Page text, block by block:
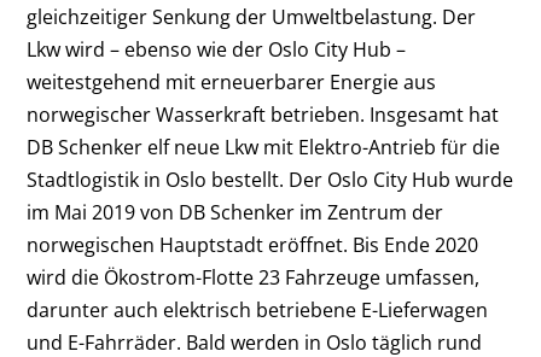
gleichzeitiger Senkung der Umweltbelastung. Der
Lkw wird – ebenso wie der Oslo City Hub –
weitestgehend mit erneuerbarer Energie aus
norwegischer Wasserkraft betrieben. Insgesamt hat
DB Schenker elf neue Lkw mit Elektro-Antrieb für die
Stadtlogistik in Oslo bestellt. Der Oslo City Hub wurde
im Mai 2019 von DB Schenker im Zentrum der
norwegischen Hauptstadt eröffnet. Bis Ende 2020
wird die Ökostrom-Flotte 23 Fahrzeuge umfassen,
darunter auch elektrisch betriebene E-Lieferwagen
und E-Fahrräder. Bald werden in Oslo täglich rund